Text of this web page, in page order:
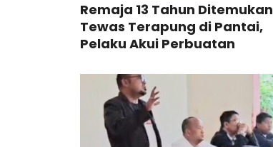
Remaja 13 Tahun Ditemukan
Tewas Terapung di Pantai,
Pelaku Akui Perbuatan